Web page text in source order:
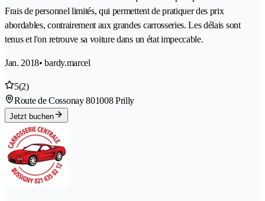
Frais de personnel limités, qui permettent de pratiquer des prix
abordables, contrairement aux grandes carrosseries. Les délais sont
tenus et l'on retrouve sa voiture dans un état impeccable.
Jan. 2018• bardy.marcel
5(2)
Route de Cossonay 801008 Prilly
Jetzt buchen